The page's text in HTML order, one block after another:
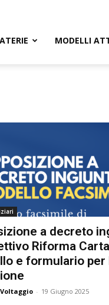
MODELLI
a decreto
Riforma
e formulario per
- 19 Giugno 2025
comunicazioni a scopo
indicati nell’informativa.
Non autorizzo
dichiari di aver letto